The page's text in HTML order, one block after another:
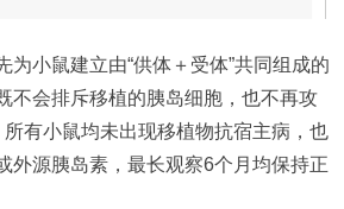
为小鼠建立由“供体＋受体”共同组成的
不会排斥移植的胰岛细胞，也不再攻
有小鼠均未出现移植物抗宿主病，也
外源胰岛素，最长观察6个月均保持正